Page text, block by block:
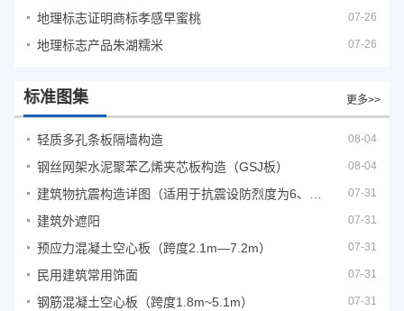
地理标志证明商标孝感早蜜桃 07-26
地理标志产品朱湖糯米 07-26
标准图集 更多>>
轻质多孔条板隔墙构造 08-04
钢丝网架水泥聚苯乙烯夹芯板构造（GSJ板） 08-04
07-31
建筑外遮阳 07-31
预应力混凝土空心板（跨度2.1m—7.2m） 07-31
民用建筑常用饰面 07-31
钢筋混凝土空心板（跨度1.8m~5.1m） 07-31